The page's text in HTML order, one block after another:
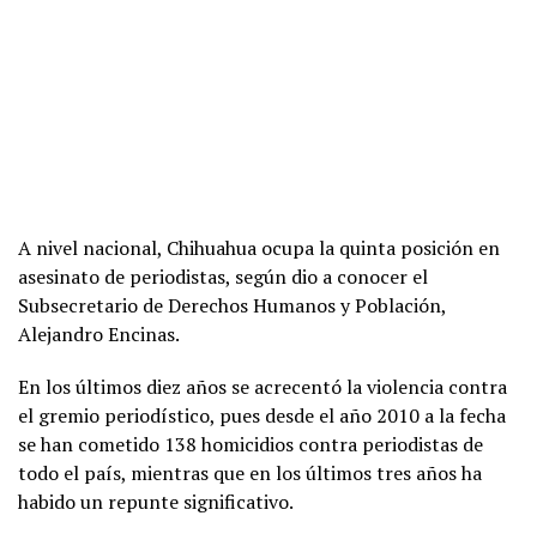
A nivel nacional, Chihuahua ocupa la quinta posición en
asesinato de periodistas, según dio a conocer el
Subsecretario de Derechos Humanos y Población,
Alejandro Encinas.
En los últimos diez años se acrecentó la violencia contra
el gremio periodístico, pues desde el año 2010 a la fecha
se han cometido 138 homicidios contra periodistas de
todo el país, mientras que en los últimos tres años ha
habido un repunte significativo.